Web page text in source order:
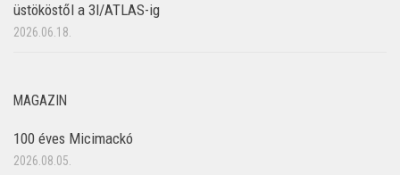
üstököstől a 3I/ATLAS-ig
2026.06.18.
MAGAZIN
100 éves Micimackó
2026.08.05.